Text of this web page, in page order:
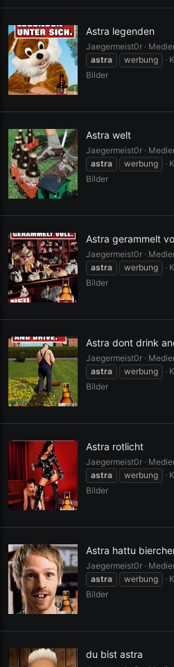
Astra legenden
Jaegermeist0r
astra
werbung
Bilder
Astra welt
Jaegermeist0r
astra
werbung
Bilder
Astra gerammelt
Jaegermeist0r
astra
werbung
Bilder
Astra dont drink
Jaegermeist0r
astra
werbung
Bilder
Astra rotlicht
Jaegermeist0r
astra
werbung
Bilder
Astra hattu
Jaegermeist0r
astra
werbung
Bilder
du bist astra